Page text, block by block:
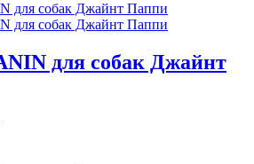
для собак Джайнт